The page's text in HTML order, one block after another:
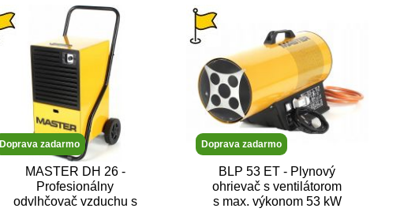
Doprava zadarmo
MASTER DH 26 -
Profesionálny
odvlhčovač vzduchu s
Doprava zadarmo
BLP 53 ET - Plynový
ohrievač s ventilátorom
s max. výkonom 53 kW